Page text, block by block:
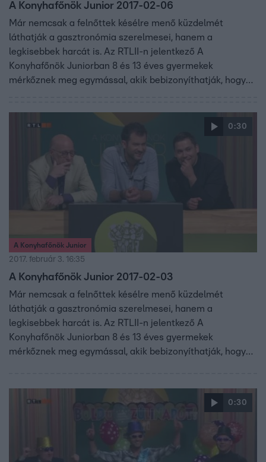
A Konyhafőnök Junior 2017-02-06
Már nemcsak a felnőttek késélre menő küzdelmét
láthatják a gasztronómia szerelmesei, hanem a
legkisebbek harcát is. Az RTLII-n jelentkező A
Konyhafőnök Juniorban 8 és 13 éves gyermekek
mérkőznek meg egymással, akik bebizonyíthatják, hogy
vagyis Fördős Zét, Bernáth Józsefet és Vajda Pierre-t.
0:30
A Konyhafőnök Junior
2017. február 3. 16:35
A Konyhafőnök Junior 2017-02-03
Már nemcsak a felnőttek késélre menő küzdelmét
láthatják a gasztronómia szerelmesei, hanem a
legkisebbek harcát is. Az RTLII-n jelentkező A
Konyhafőnök Juniorban 8 és 13 éves gyermekek
mérkőznek meg egymással, akik bebizonyíthatják, hogy
vagyis Fördős Zét, Bernáth Józsefet és Vajda Pierre-t.
0:30